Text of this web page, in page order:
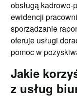
obsługą
ewidencji
sporządzanie
oferuje usługi
pomoc w
Jakie
z usług